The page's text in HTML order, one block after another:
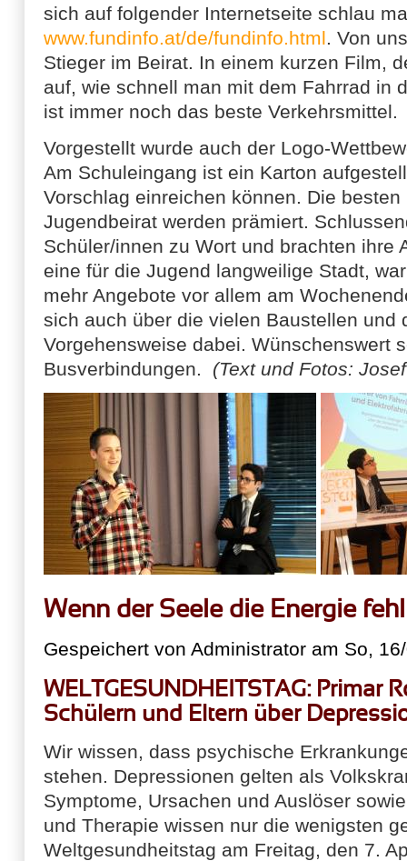
sich auf folgender Internetseite schlau
www.fundinfo.at/de/fundinfo.html. Von
Stieger im Beirat. In einem kurzen Film,
auf, wie schnell man mit dem Fahrrad in
ist immer noch das beste Verkehrsmittel.
Vorgestellt wurde auch der Logo-
Am Schuleingang ist ein Karton
Vorschlag einreichen können. Die
Jugendbeirat werden prämiert.
Schüler/innen zu Wort und brachten ihre
eine für die Jugend langweilige Stadt,
mehr Angebote vor allem am
sich auch über die vielen Baustellen und
Vorgehensweise dabei. Wünschenswert
Busverbindungen. (Text und Fotos:
Wenn der Seele die Energie
Gespeichert von Administrator am So,
WELTGESUNDHEITSTAG: Primar
Schülern und Eltern über
Wir wissen, dass psychische
stehen. Depressionen gelten als
Symptome, Ursachen und Auslöser
und Therapie wissen nur die wenigsten
Weltgesundheitstag am Freitag, den 7.